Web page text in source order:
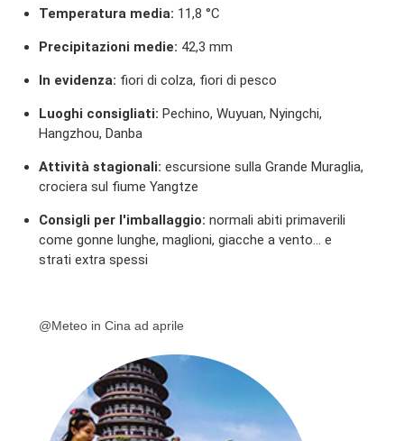
Temperatura media: 11,8 °C
Precipitazioni medie: 42,3 mm
In evidenza: fiori di colza, fiori di pesco
Luoghi consigliati: Pechino, Wuyuan, Nyingchi,
Hangzhou, Danba
Attività stagionali: escursione sulla Grande Muraglia,
crociera sul fiume Yangtze
Consigli per l'imballaggio: normali abiti primaverili
come gonne lunghe, maglioni, giacche a vento... e
strati extra spessi
@Meteo in Cina ad aprile